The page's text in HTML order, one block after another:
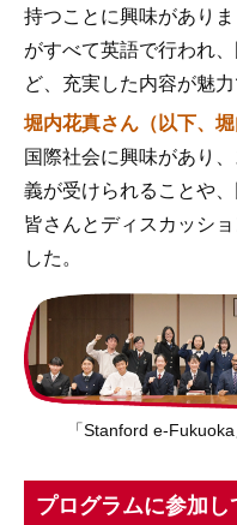
持つことに興味があり
がすべて英語で行われ
ど、充実した内容が魅力
堀内花真さん（以下、堀
国際社会に興味があり
義が受けられることや
皆さんとディスカッシ
した。
「Stanford e-
プログラムに参加し